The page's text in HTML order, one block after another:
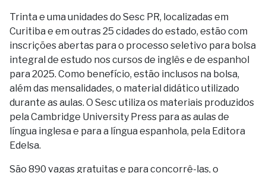
Trinta e uma unidades do Sesc PR, localizadas em
Curitiba e em outras 25 cidades do estado, estão com
inscrições abertas para o processo seletivo para bolsa
integral de estudo nos cursos de inglês e de espanhol
para 2025. Como benefício, estão inclusos na bolsa,
além das mensalidades, o material didático utilizado
durante as aulas. O Sesc utiliza os materiais produzidos
pela Cambridge University Press para as aulas de
língua inglesa e para a língua espanhola, pela Editora
Edelsa.
São 890 vagas gratuitas e para concorrê-las, o